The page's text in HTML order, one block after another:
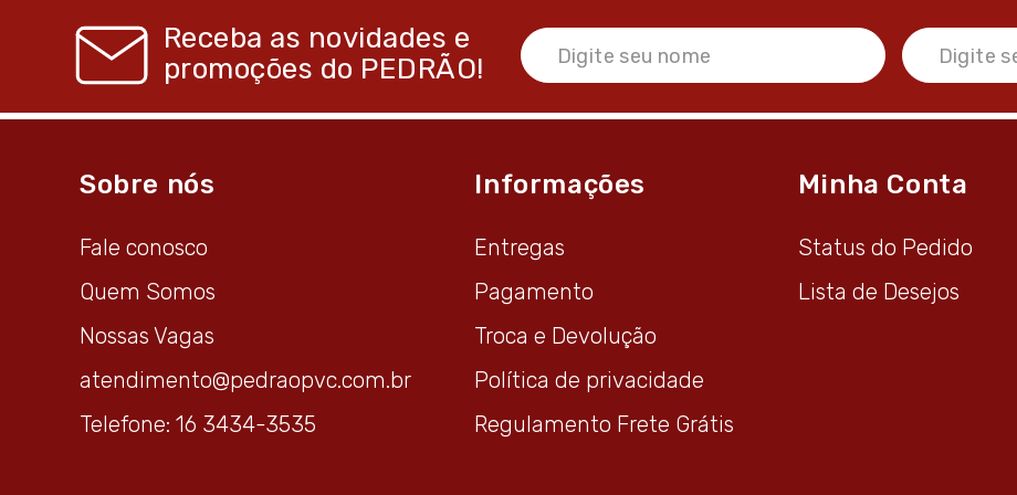
Receba as novidades e
promoções do PEDRÃO!
Sobre nós
Fale conosco
Quem Somos
Nossas Vagas
atendimento@pedraopvc.com.br
Telefone: 16 3434-3535
Informações
Entregas
Pagamento
Troca e Devolução
Política de privacidade
Regulamento Frete Grátis
Minha Conta
Status do Pedido
Lista de Desejos